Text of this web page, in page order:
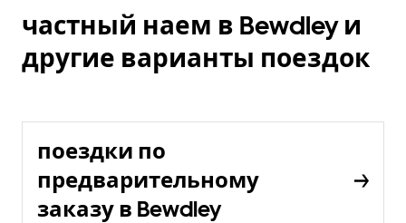
частный наем в Bewdley и
другие варианты поездок
поездки по
предварительному
заказу в Bewdley